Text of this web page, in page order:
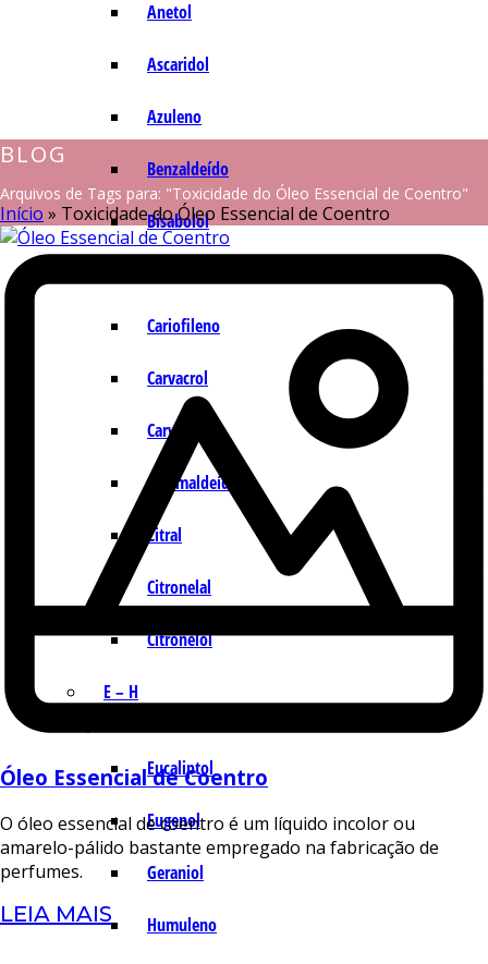
Anetol
Ascaridol
Azuleno
Benzaldeído
Bisabolol
Cariofileno
Carvacrol
Carvona
Cinamaldeído
Citral
Citronelal
Citronelol
E – H
Eucaliptol
Eugenol
Geraniol
Humuleno
BLOG
Arquivos de Tags para: "Toxicidade do Óleo Essencial de Coentro"
Início » Toxicidade do Óleo Essencial de Coentro
Óleo Essencial de Coentro
O óleo essencial de coentro é um líquido incolor ou
amarelo-pálido bastante empregado na fabricação de
perfumes.
LEIA MAIS